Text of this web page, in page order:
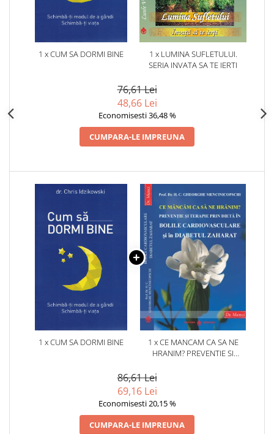
1 x CUM SA DORMI BINE
1 x LUMINA SUFLETULUI.
SERIA INVATA SA TE IERTI
76,61 Lei
48,66 Lei
Economisesti 36,48 %
CUMPARA-LE IMPREUNA
1 x CUM SA DORMI BINE
1 x CE MANCAM CA SA NE
HRANIM? PREVENTIE SI
CARDIOVASCULARE SI IN
86,61 Lei
69,16 Lei
Economisesti 20,15 %
CUMPARA-LE IMPREUNA